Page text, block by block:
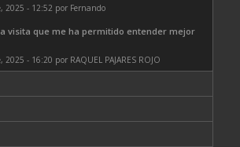
2025 - 12:52 por Fernando
visita que me ha permitido entender mejor
2025 - 16:20 por RAQUEL PAJARES ROJO